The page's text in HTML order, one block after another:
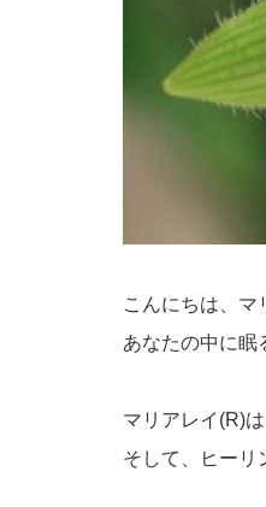
こんにちは、マ
あなたの中に眠
マリアレイ(R)
そして、ヒーリ